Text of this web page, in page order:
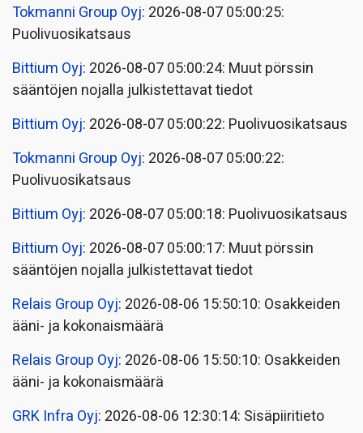
Tokmanni Group Oyj: 2026-08-07 05:00:25:
Puolivuosikatsaus
Bittium Oyj: 2026-08-07 05:00:24: Muut pörssin
sääntöjen nojalla julkistettavat tiedot
Bittium Oyj: 2026-08-07 05:00:22: Puolivuosikatsaus
Tokmanni Group Oyj: 2026-08-07 05:00:22:
Puolivuosikatsaus
Bittium Oyj: 2026-08-07 05:00:18: Puolivuosikatsaus
Bittium Oyj: 2026-08-07 05:00:17: Muut pörssin
sääntöjen nojalla julkistettavat tiedot
Relais Group Oyj: 2026-08-06 15:50:10: Osakkeiden
ääni- ja kokonaismäärä
Relais Group Oyj: 2026-08-06 15:50:10: Osakkeiden
ääni- ja kokonaismäärä
GRK Infra Oyj: 2026-08-06 12:30:14: Sisäpiiritieto